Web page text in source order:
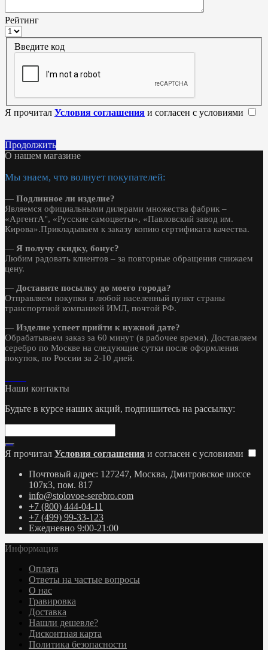
Рейтинг
Введите код
Я прочитал Условия соглашения и согласен с условиями
Продолжить
О нашем магазине
Мы знаем, что волнует покупателей:
— Подлинное ли изделие?
Являемся официальными дилерами множества фабрик –
«АргентА", «Русские самоцветы», «Павловский завод им.
Кирова».Прикладываем к заказу копию сертификата качества.
— Я получу скидку, бонус?
Любим радовать клиентов – за повторные обращения снижаем
цену.
— Доставите посылку до моего города?
Отправляем покупки в любой населенный пункт страны
транспортной компанией ИМЛ, почтой РФ.
— Изделие успеет прийти к нужной дате?
Обрабатываем заказ за 60 минут (в рабочее время). Доставляем
серебро по Москве на следующие сутки после оформления
покупок, по России за 2-10 дней.
Наши контакты
Будьте в курсе наших акций, подпишитесь на рассылку:
Я прочитал Условия соглашения и согласен с условиями
Почтовый адрес: 127247, Москва, Дмитровское шоссе
107к3, пом. 817
info@stolovoe-serebro.com
+7 (800) 444-04-11
+7 (499) 99-33-123
Ежедневно 9:00-21:00
Информация
Оплата
Ответы на частые вопросы
О нас
Гравировка
Доставка
Нашли дешевле?
Дисконтная карта
Политика безопасности